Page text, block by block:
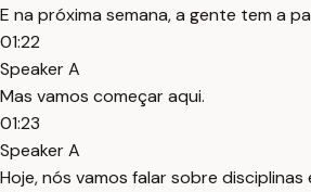
E na próxima semana, a gente tem a
01:22
Speaker A
Mas vamos começar aqui.
01:23
Speaker A
Hoje, nós vamos falar sobre